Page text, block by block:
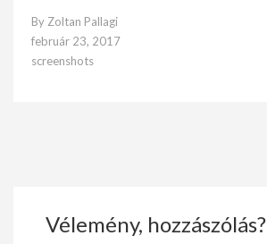
By Zoltan Pallagi
február 23, 2017
screenshots
Vélemény, hozzászólás?